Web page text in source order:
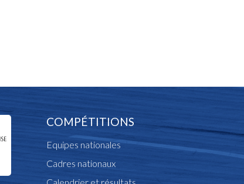
COMPÉTITIONS
Equipes nationales
Cadres nationaux